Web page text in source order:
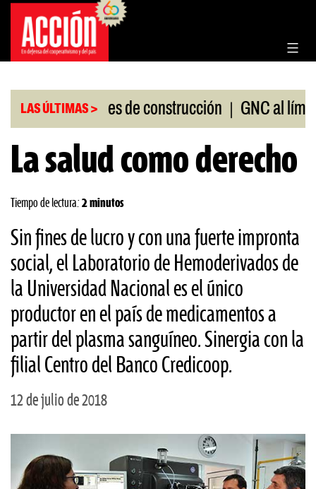
Saltar
contenido
LAS ÚLTIMAS >
de materiales de construcción | GNC al límite |
La salud como derecho
Tiempo de lectura: 2 minutos
Sin fines de lucro y con una fuerte impronta
social, el Laboratorio de Hemoderivados de
la Universidad Nacional es el único
productor en el país de medicamentos a
partir del plasma sanguíneo. Sinergia con la
filial Centro del Banco Credicoop.
12 de julio de 2018